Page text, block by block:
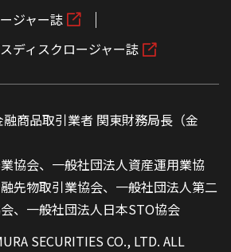
ジャー誌
ディスクロージャー誌
商品取引業者 関東財務局長（金
協会、一般社団法人資産運用業協
先物取引業協会、一般社団法人第二
、一般社団法人日本STO協会
SECURITIES CO., LTD. ALL